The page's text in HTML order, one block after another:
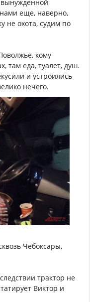
еще, наверно,
не охота, судим по
кому
там еда, туалет, душ.
и устроились
нечего.
Чебоксары,
трактор не
Виктор и